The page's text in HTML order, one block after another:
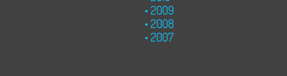
2009
2008
2007